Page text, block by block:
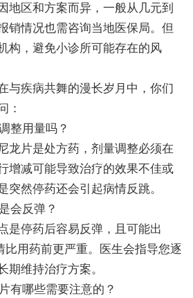
地区和方案而异，一般从几元到
销情况也需咨询当地医保局。但
构，避免小诊所可能存在的风
与疾病共舞的漫长岁月中，你们
：
整用量吗？
龙片是处方药，剂量调整必须在
增减可能导致治疗的效果不佳或
突然停药还会引起病情反跳。
会反弹？
是停药后容易反弹，且可能出
比用药前更严重。医生会指导您逐
期维持治疗方案。
有哪些需要注意的？